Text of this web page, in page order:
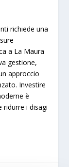
richiede una
a La Maura
gestione,
approccio
Investire
è
i disagi